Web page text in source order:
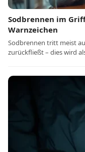
Sodbrennen im
Warnzeichen
Sodbrennen tritt meist
zurückfließt – dies wird